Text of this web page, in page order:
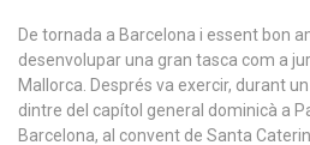
De tornada a Barcelona i essent bon
desenvolupar una gran tasca com a
Mallorca. Després va exercir, durant
dintre del capítol general dominicà a
Barcelona, al convent de Santa